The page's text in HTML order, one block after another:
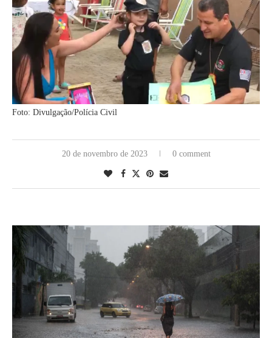
Foto: Divulgação/Polícia Civil
20 de novembro de 2023 0 comment